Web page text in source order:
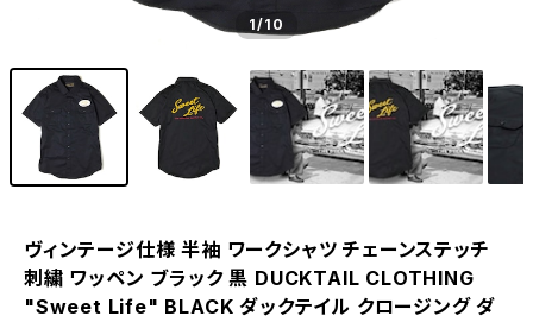
1/10
ヴィンテージ仕様 半袖 ワークシャツ チェーンステッチ
刺繍 ワッペン ブラック 黒 DUCKTAIL CLOTHING
"Sweet Life" BLACK ダックテイル クロージング ダ